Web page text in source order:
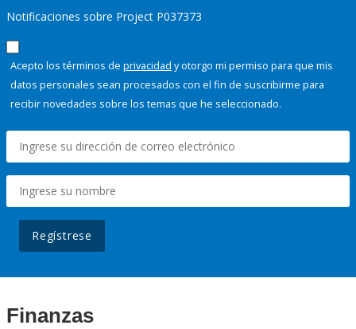
Notificaciones sobre Project P037373
Acepto los términos de privacidad y otorgo mi permiso para que mis
datos personales sean procesados con el fin de suscribirme para
recibir novedades sobre los temas que he seleccionado.
Regístrese
Finanzas